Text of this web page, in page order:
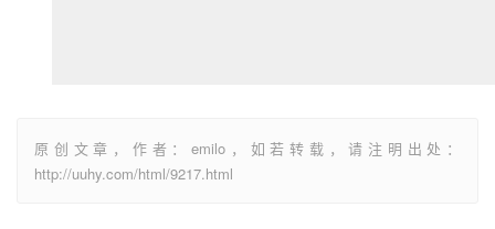
原创文章，作者：emilo，如若转载，请注明出处：
http://uuhy.com/html/9217.html